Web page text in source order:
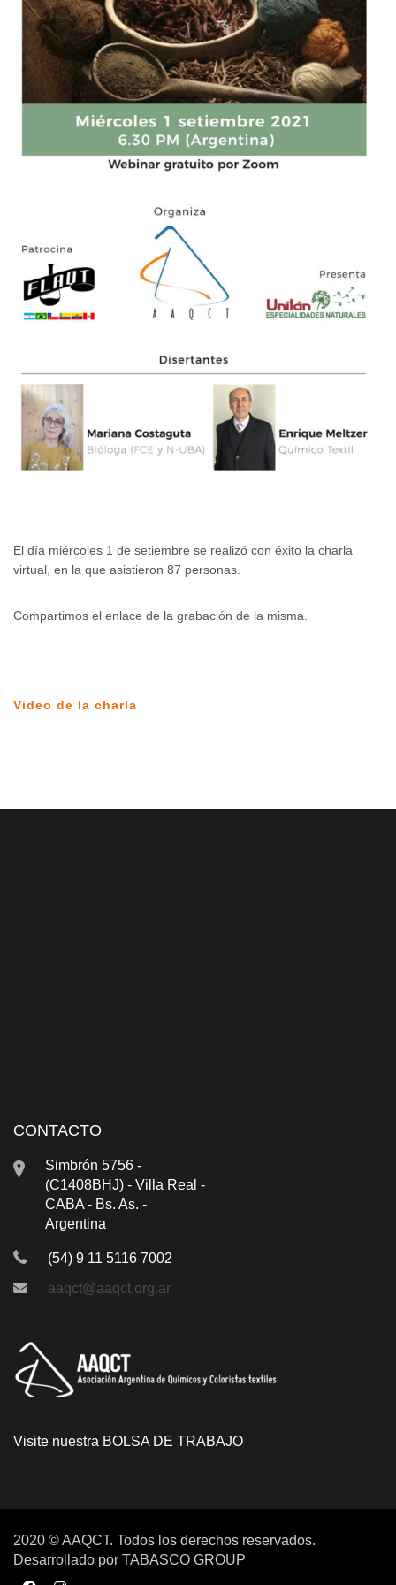
El día miércoles 1 de setiembre se realizó con éxito la charla
virtual, en la que asistieron 87 personas.
Compartimos el enlace de la grabación de la misma.
Video de la charla
CONTACTO
Simbrón 5756 -
(C1408BHJ) - Villa Real -
CABA - Bs. As. -
Argentina
(54) 9 11 5116 7002
aaqct@aaqct.org.ar
Visite nuestra BOLSA DE TRABAJO
2020 © AAQCT. Todos los derechos reservados.
Desarrollado por TABASCO GROUP